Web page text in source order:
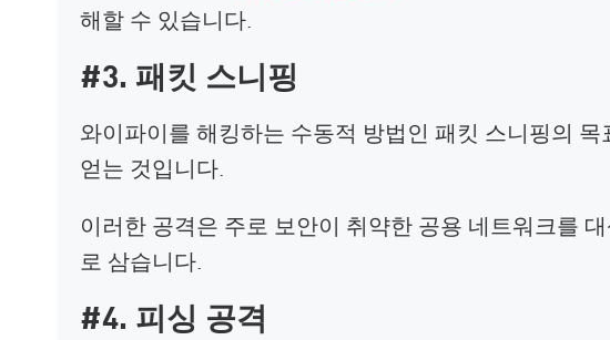
해할 수 있습니다.
#3. 패킷 스니핑
와이파이를 해킹하는 수동적 방법인 패킷 스니핑의
얻는 것입니다.
이러한 공격은 주로 보안이 취약한 공용 네트워크를
로 삼습니다.
#4. 피싱 공격